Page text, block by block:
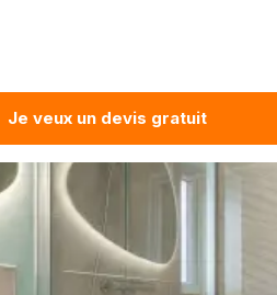
Je veux un devis gratuit